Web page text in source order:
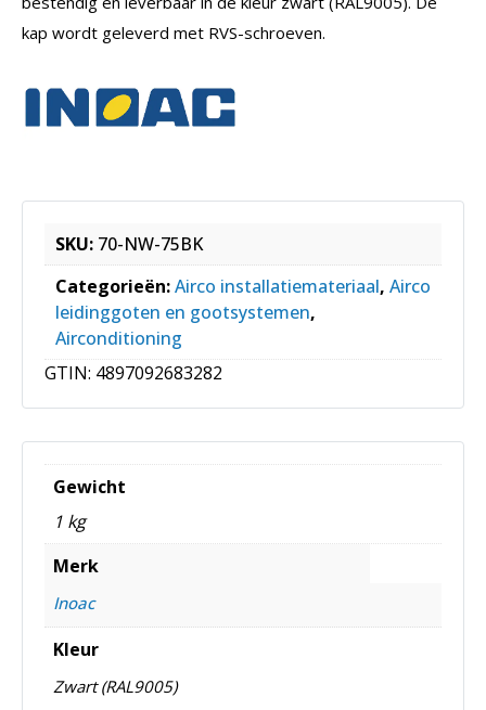
kap wordt geleverd met RVS-schroeven.
SKU: 70-NW-75BK
Categorieën:Airco installatiemateriaal, Airco
leidinggoten en gootsystemen,
Airconditioning
GTIN: 4897092683282
Gewicht
1 kg
Merk
Inoac
Kleur
Zwart (RAL9005)